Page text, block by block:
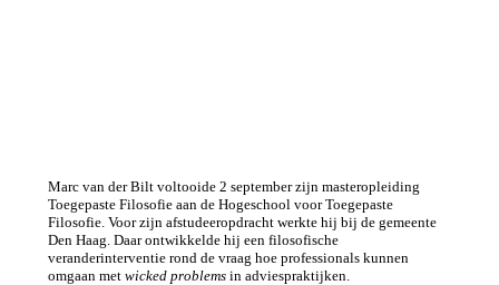
Marc van der Bilt voltooide 2 september zijn masteropleiding
Toegepaste Filosofie aan de Hogeschool voor Toegepaste
Filosofie. Voor zijn afstudeeropdracht werkte hij bij de gemeente
Den Haag. Daar ontwikkelde hij een filosofische
veranderinterventie rond de vraag hoe professionals kunnen
omgaan met wicked problemsin adviespraktijken.